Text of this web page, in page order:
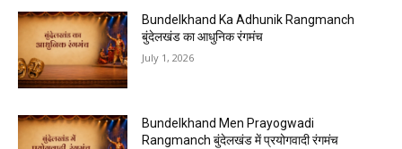
Bundelkhand Ka Adhunik Rangmanch
बुंदेलखंड का आधुनिक रंगमंच
July 1, 2026
Bundelkhand Men Prayogwadi
Rangmanch बुंदेलखंड में प्रयोगवादी रंगमंच